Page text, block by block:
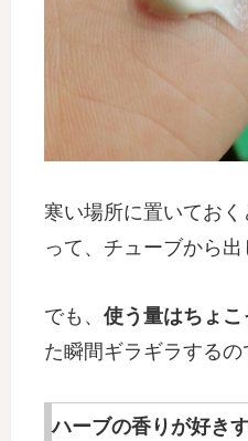
寒い場所に置いてお
って、チューブから出
でも、 使う量はちょこ
た瞬間ギラギラするの
ハーブの香りが好き